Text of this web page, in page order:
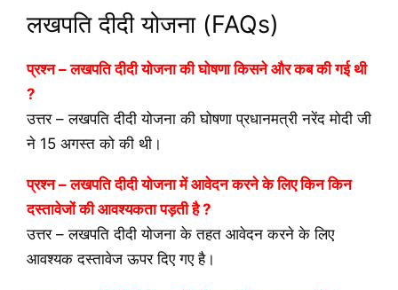
लखपति दीदी योजना (FAQs)
प्रश्न – लखपति दीदी योजना की घोषणा किसने और कब की गई थी
?
उत्तर – लखपति दीदी योजना की घोषणा प्रधानमत्री नरेंद मोदी जी
ने 15 अगस्त को की थी।
प्रश्न – लखपति दीदी योजना में आवेदन करने के लिए किन किन
दस्तावेजों की आवश्यकता पड़ती है ?
उत्तर – लखपति दीदी योजना के तहत आवेदन करने के लिए
आवश्यक दस्तावेज ऊपर दिए गए है।